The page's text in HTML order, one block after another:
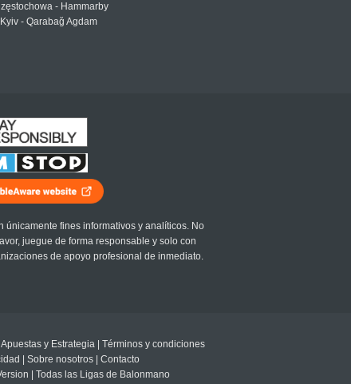
- Hammarby
- Qarabağ Agdam
únicamente fines informativos y analíticos. No
juegue de forma responsable y solo con
de apoyo profesional de inmediato.
y Estrategia
Términos y condiciones
Sobre nosotros
Contacto
Todas las Ligas de Balonmano